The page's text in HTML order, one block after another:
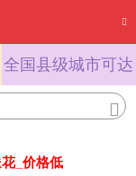
全国县级城市可达
_价格低